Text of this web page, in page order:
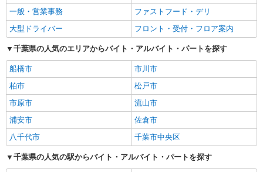
一般・営業事務
ファストフード・デリ
大型ドライバー
フロント・受付・フロア案内
千葉県の人気のエリアからバイト・アルバイト・パートを探す
船橋市
市川市
柏市
松戸市
市原市
流山市
浦安市
佐倉市
八千代市
千葉市中央区
千葉県の人気の駅からバイト・アルバイト・パートを探す